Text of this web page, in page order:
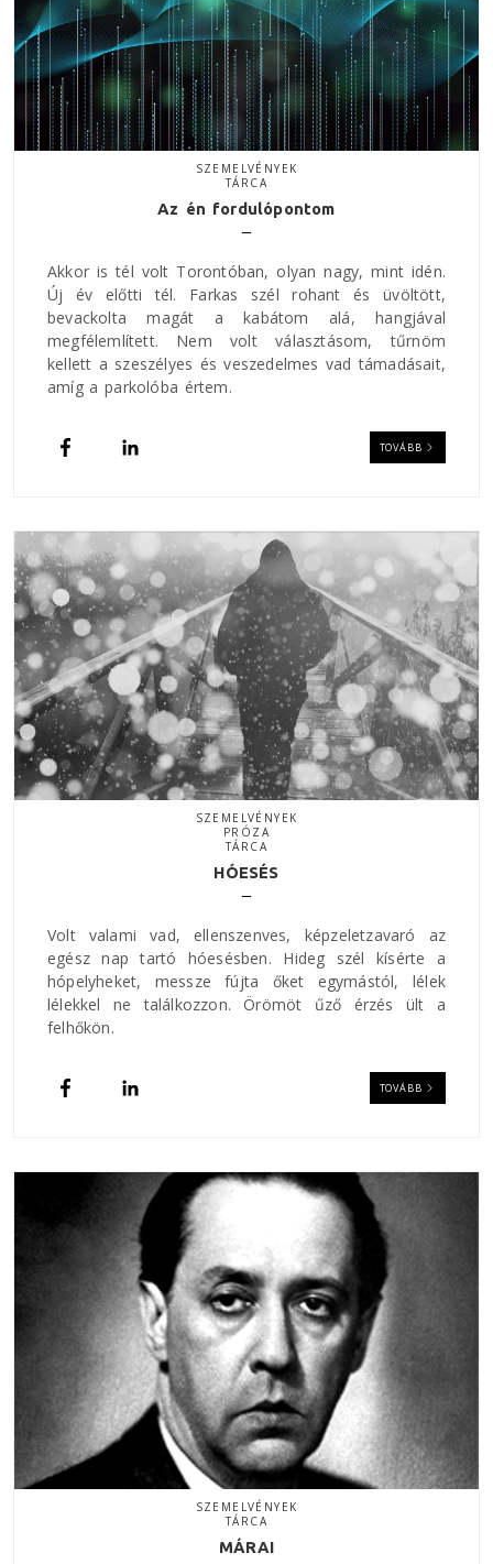
SZEMELVÉNYEK
TÁRCA
Az én fordulópontom
Akkor is tél volt Torontóban, olyan nagy, mint idén.
Új év előtti tél. Farkas szél rohant és üvöltött,
bevackolta magát a kabátom alá, hangjával
megfélemlített. Nem volt választásom, tűrnöm
kellett a szeszélyes és veszedelmes vad támadásait,
amíg a parkolóba értem.
TOVÁBB
SZEMELVÉNYEK
PRÓZA
TÁRCA
HÓESÉS
Volt valami vad, ellenszenves, képzeletzavaró az
egész nap tartó hóesésben. Hideg szél kísérte a
hópelyheket, messze fújta őket egymástól, lélek
lélekkel ne találkozzon. Örömöt űző érzés ült a
felhőkön.
TOVÁBB
SZEMELVÉNYEK
TÁRCA
MÁRAI